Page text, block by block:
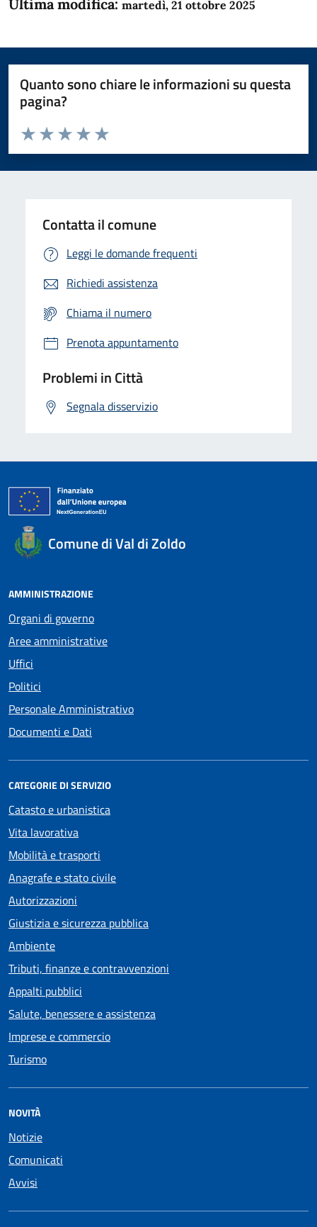
Ultima modifica: martedì, 21 ottobre 2025
Quanto sono chiare le informazioni su questa
pagina?
Domanda
Valuta da 1 a 5 stelle la pagina
Valuta 5 stelle su 5
Valuta 4 stelle su 5
Valuta 3 stelle su 5
Valuta 2 stelle su 5
Valuta 1 stelle su 5
Contatta il comune
Leggi le domande frequenti
Richiedi assistenza
Chiama il numero
Prenota appuntamento
Problemi in Città
Segnala disservizio
Comune di Val di Zoldo
AMMINISTRAZIONE
Organi di governo
Aree amministrative
Uffici
Politici
Personale Amministrativo
Documenti e Dati
CATEGORIE DI SERVIZIO
Catasto e urbanistica
Vita lavorativa
Mobilità e trasporti
Anagrafe e stato civile
Autorizzazioni
Giustizia e sicurezza pubblica
Ambiente
Tributi, finanze e contravvenzioni
Appalti pubblici
Salute, benessere e assistenza
Imprese e commercio
Turismo
NOVITÀ
Notizie
Comunicati
Avvisi